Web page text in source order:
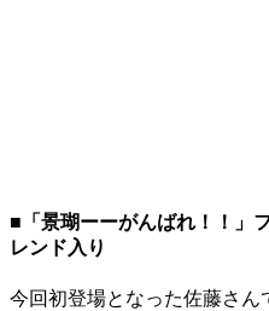
■「景瑚ーーがんばれ！！」
レンド入り
今回初登場となった佐藤さ